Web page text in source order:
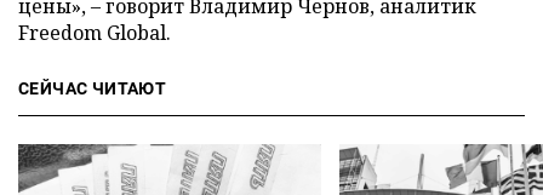
цены», – говорит Владимир Чернов, аналитик
Freedom Global.
СЕЙЧАС ЧИТАЮТ